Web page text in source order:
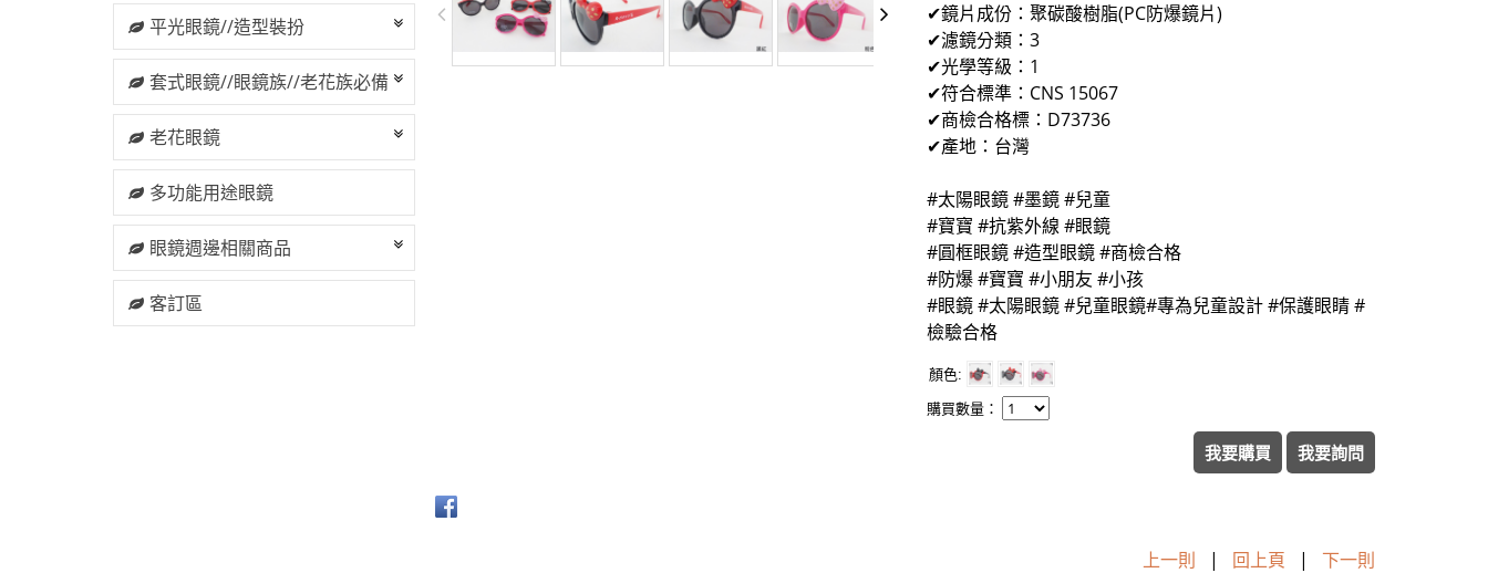
平光眼鏡//造型裝扮
套式眼鏡//眼鏡族//老花族必備
老花眼鏡
多功能用途眼鏡
眼鏡週邊相關商品
客訂區
✔鏡片成份：聚碳酸樹脂(PC防爆鏡片)
✔濾鏡分類：3
✔光學等級：1
✔符合標準：CNS 15067
✔商檢合格標：D73736
✔產地：台灣
#太陽眼鏡 #墨鏡 #兒童
#寶寶 #抗紫外線 #眼鏡
#圓框眼鏡 #造型眼鏡 #商檢合格
#防爆 #寶寶 #小朋友 #小孩
#眼鏡 #太陽眼鏡 #兒童眼鏡#專為兒童設計 #保護眼睛 #
檢驗合格
顏色
購買數量：
我要購買 我要詢問
上一則 | 回上頁 | 下一則